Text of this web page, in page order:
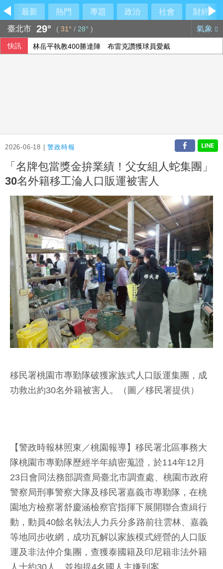
最新 熱門 專題 政治 社會
財經
臺北市 29° ( 31° / 28° ) 氣象
快訊 隊友罕見給援護 布雷克：告訴自己不要搞砸
2026-06-18 |警政時報
「名牌包當獎金拚業績！父女組人蛇集團」
30名外籍移工淪人口販運被害人
移民署桃園市專勤隊破獲家族式人口販運集團，成
功救出約30名外籍被害人。（圖／移民署提供）
【警政時報林照東／桃園報導】移民署北區事務大
隊桃園市專勤隊歷經半年縝密蒐證，於114年12月
23日會同法務部調查局臺北市調查處、桃園市政府
警察局刑事警察大隊及移民署嘉義市專勤隊，在桃
園地方檢察署舒慶涵檢察官指揮下展開聯合查緝行
動，動員40餘名執法人力兵分多路前往雲林、嘉義
等地同步收網，成功瓦解以家族模式經營的人口販
運及非法仲介集團，查獲泰國籍及印尼籍非法外籍
人士約30人，並拘提4名國人主嫌到案。